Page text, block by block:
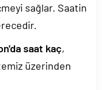
sağlar. Saatin
saat kaç,
üzerinden